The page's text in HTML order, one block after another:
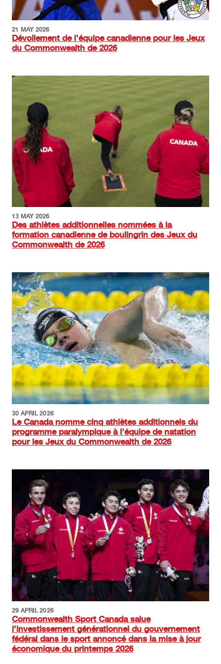
21 MAY 2026
Dévoilement de l’équipe canadienne pour les Jeux
du Commonwealth de 2026
Image
13 MAY 2026
Des athlètes additionnelles nommées à la
formation canadienne de boulingrin des Jeux du
Commonwealth de 2026
Image
30 APRIL 2026
Le Canada nomme cinq athlètes additionnels du
programme paralympique à l’équipe de natation
pour les Jeux du Commonwealth de 2026
29 APRIL 2026
Commonwealth Sport Canada salue
l’investissement générationnel du gouvernement
fédéral dans le sport annoncé dans la mise à jour
économique du printemps 2026